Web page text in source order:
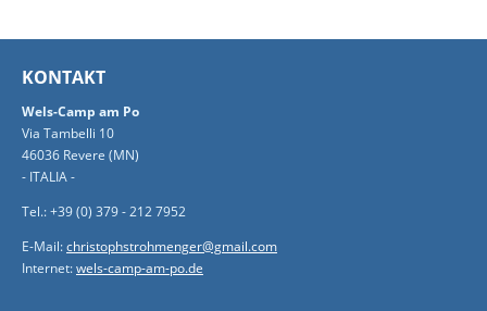
KONTAKT
Wels-Camp am Po
Via Tambelli 10
46036 Revere (MN)
- ITALIA -
Tel.: +39 (0) 379 - 212 7952
E-Mail:christophstrohmenger@gmail.com
Internet:wels-camp-am-po.de